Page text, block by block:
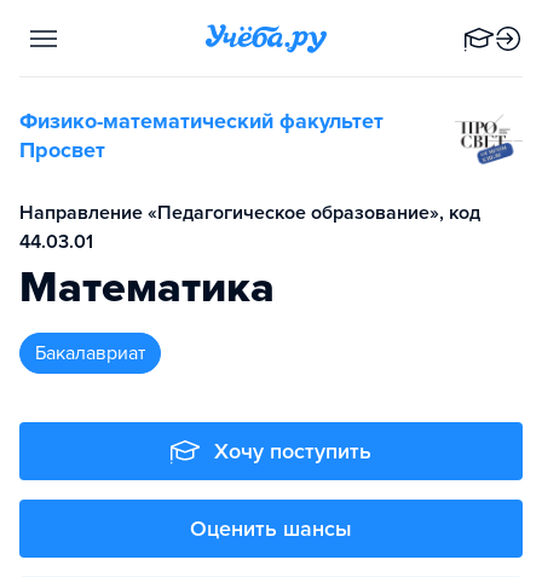
Физико-математический факультет
Просвет
Направление «Педагогическое образование», код
44.03.01
Математика
бакалавриат
Хочу поступить
Оценить шансы